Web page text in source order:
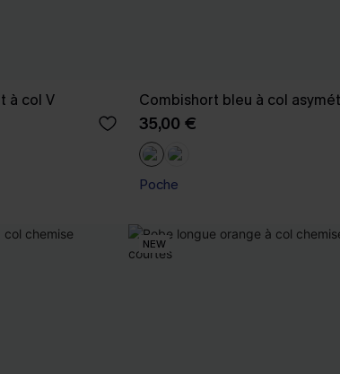
à col V Combishort bleu à col
35,00 €
Poche
NEW